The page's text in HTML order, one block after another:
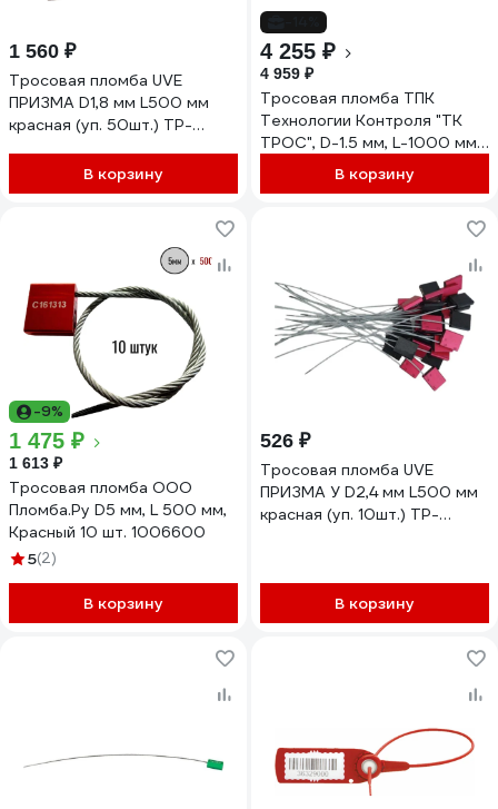
1 560 ₽
Тросовая пломба UVE
ПРИЗМА D1,8 мм L500 мм
красная (уп. 50шт.) TP-
В корзину
4 255 ₽
4 959 ₽
Тросовая пломба ТПК
Технологии Контроля "ТК
ТРОС", D-1.5 мм, L-1000 мм;
Цвет: красный 100 шт. 24171
В корзину
-9%
1 475 ₽
1 613 ₽
Тросовая пломба ООО
Пломба.Ру D5 мм, L 500 мм,
Красный 10 шт. 1006600
5(2)
В корзину
526 ₽
Тросовая пломба UVE
ПРИЗМА У D2,4 мм L500 мм
красная (уп. 10шт.) TP-
В корзину